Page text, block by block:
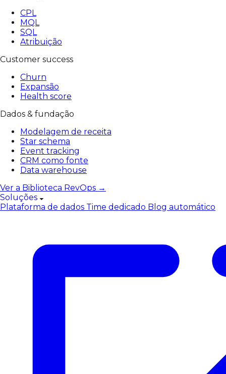
CPL
MQL
SQL
Atribuição
Customer success
Churn
Expansão
Health score
Dados & fundação
Modelagem de receita
Star schema
Event tracking
CRM como fonte
Data warehouse
Ver a Biblioteca RevOps →
Soluções
Plataforma de dados Time dedicado Blog automático